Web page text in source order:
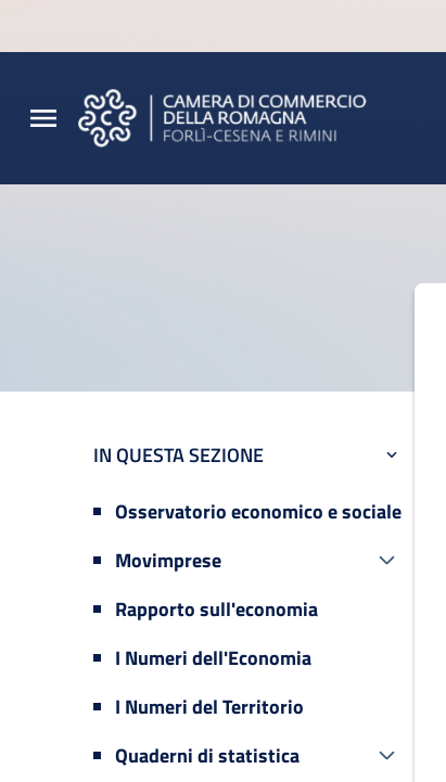
IN QUESTA SEZIONE
Osservatorio economico e sociale
Movimprese
Rapporto sull'economia
I Numeri dell'Economia
I Numeri del Territorio
Quaderni di statistica